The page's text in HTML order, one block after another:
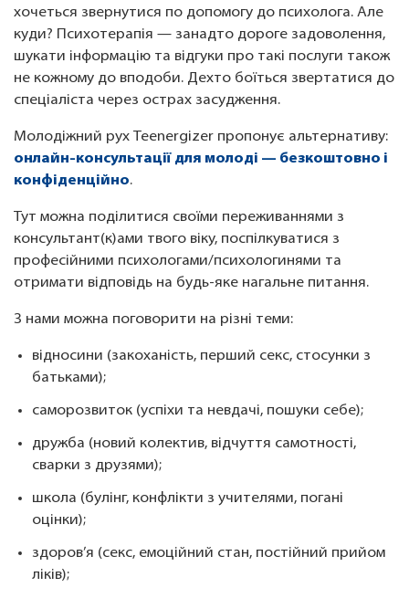
хочеться звернутися по допомогу до психолога. Але
куди? Психотерапія — занадто дороге задоволення,
шукати інформацію та відгуки про такі послуги також
не кожному до вподоби. Дехто боїться звертатися до
спеціаліста через острах засудження.
Молодіжний рух Teenergizer пропонує альтернативу:
онлайн-консультації для молоді — безкоштовно і
конфіденційно.
Тут можна поділитися своїми переживаннями з
консультант(к)ами твого віку, поспілкуватися з
професійними психологами/психологинями та
отримати відповідь на будь-яке нагальне питання.
З нами можна поговорити на різні теми:
відносини (закоханість, перший секс, стосунки з
батьками);
саморозвиток (успіхи та невдачі, пошуки себе);
дружба (новий колектив, відчуття самотності,
сварки з друзями);
школа (булінг, конфлікти з учителями, погані
оцінки);
здоров’я (секс, емоційний стан, постійний прийом
ліків);